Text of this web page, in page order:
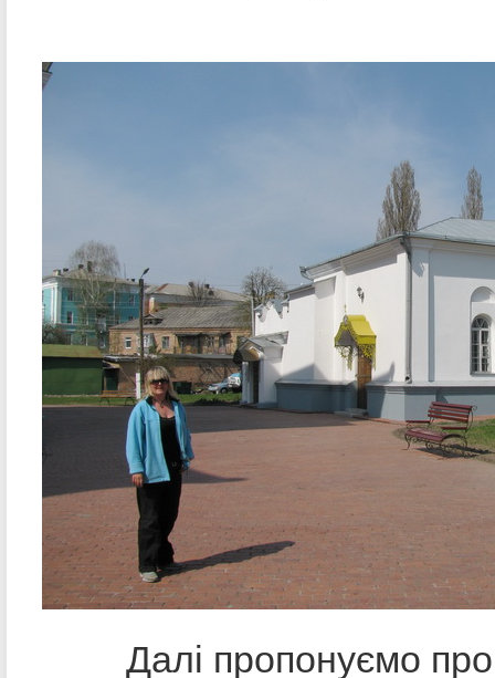
Далі пропонуємо